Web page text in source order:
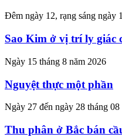
Đêm ngày 12, rạng sáng ngày
Sao Kim ở vị trí ly giác
Ngày 15 tháng 8 năm 2026
Nguyệt thực một phần
Ngày 27 đến ngày 28 tháng 08
Thu phân ở Bắc bán